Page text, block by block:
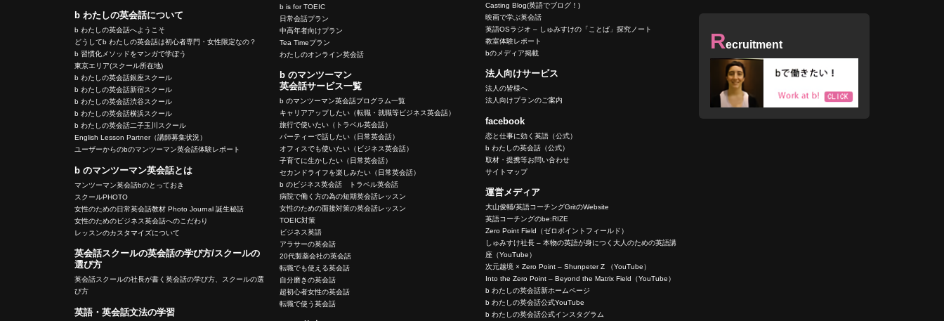
b わたしの英会話について
b わたしの英会話へようこそ
どうしてb わたしの英会話は初心者専門・女性限定なの？
b 習慣化メソッドをマンガで学ぼう
東京エリア(スクール所在地)
b わたしの英会話銀座スクール
b わたしの英会話新宿スクール
b わたしの英会話渋谷スクール
b わたしの英会話横浜スクール
b わたしの英会話二子玉川スクール
English Lesson Partner（講師募集状況）
ユーザーからのbのマンツーマン英会話体験レポート
b のマンツーマン英会話とは
マンツーマン英会話bのとっておき
スクールPHOTO
女性のための日常英会話教材 Photo Journal 誕生秘話
女性のためのビジネス英会話へのこだわり
レッスンのカスタマイズについて
英会話スクールの英会話の学び方/スクールの
選び方
英会話スクールの社長が書く英会話の学び方、スクールの選
び方
英語・英会話文法の学習
b is for TOEIC
日常会話プラン
中高年者向けプラン
Tea Timeプラン
わたしのオンライン英会話
b のマンツーマン
英会話サービス一覧
b のマンツーマン英会話プログラム一覧
キャリアアップしたい（転職・就職等ビジネス英会話）
旅行で使いたい（トラベル英会話）
パーティーで話したい（日常英会話）
オフィスでも使いたい（ビジネス英会話）
子育てに生かしたい（日常英会話）
セカンドライフを楽しみたい（日常英会話）
b のビジネス英会話 トラベル英会話
病院で働く方の為の短期英会話レッスン
女性のための面接対策の英会話レッスン
TOEIC対策
ビジネス英語
アラサーの英会話
20代製薬会社の英会話
転職でも使える英会話
自分磨きの英会話
超初心者女性の英会話
転職で使う英会話
Casting Blog(英語でブログ！)
映画で学ぶ英会話
英語OSラジオ – しゅみすけの「ことば」探究ノート
教室体験レポート
bのメディア掲載
法人向けサービス
法人の皆様へ
法人向けプランのご案内
facebook
恋と仕事に効く英語（公式）
b わたしの英会話（公式）
取材・提携等お問い合わせ
サイトマップ
運営メディア
大山俊輔/英語コーチングGritのWebsite
英語コーチングのbe:RIZE
Zero Point Field（ゼロポイントフィールド）
しゅみすけ社長 – 本物の英語が身につく大人のための英語講
座（YouTube）
次元越境 × Zero Point – Shunpeter Z （YouTube）
Into the Zero Point – Beyond the Matrix Field（YouTube）
b わたしの英会話新ホームページ
b わたしの英会話公式YouTube
b わたしの英会話公式インスタグラム
Recruitment